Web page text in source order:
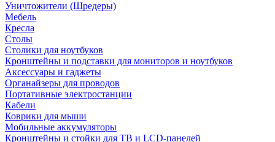
Уничтожители (Шредеры)
Мебель
Кресла
Столы
Столики для ноутбуков
Кронштейны и подставки для мониторов и ноутбуков
Аксессуары и гаджеты
Органайзеры для проводов
Портативные электростанции
Кабели
Коврики для мыши
Мобильные аккумуляторы
Кронштейны и стойки для ТВ и LCD-панелей